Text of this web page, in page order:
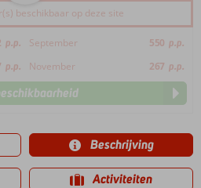
beschikbaar op deze site
p.p. September 550 p.p.
p.p. November 267 p.p.
Beschrijving
Activiteiten